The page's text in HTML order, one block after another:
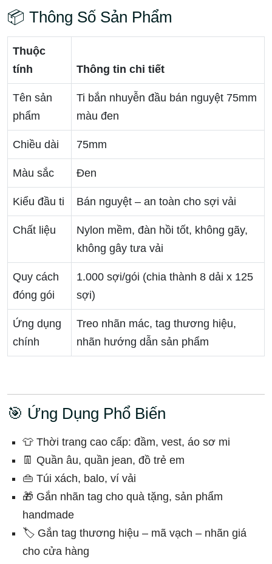
📦 Thông Số Sản Phẩm
Thuộc
tính
Thông tin chi tiết
Tên sản
phẩm
Ti bắn nhuyễn đầu bán nguyệt 75mm
màu đen
Chiều dài 75mm
Màu sắc Đen
Kiểu đầu ti Bán nguyệt – an toàn cho sợi vải
Chất liệu
Nylon mềm, đàn hồi tốt, không gãy,
không gây tưa vải
Quy cách
đóng gói
1.000 sợi/gói (chia thành 8 dải x 125
sợi)
Ứng dụng
chính
Treo nhãn mác, tag thương hiệu,
nhãn hướng dẫn sản phẩm
🎯 Ứng Dụng Phổ Biến
👕 Thời trang cao cấp: đầm, vest, áo sơ mi
👖 Quần âu, quần jean, đồ trẻ em
👜 Túi xách, balo, ví vải
🎁 Gắn nhãn tag cho quà tặng, sản phẩm
handmade
🏷️ Gắn tag thương hiệu – mã vạch – nhãn giá
cho cửa hàng